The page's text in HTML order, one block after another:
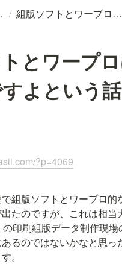
/ 組版ソフトとワープロは違うものですよという話 | 電書魂
とワープ
よという
?p=4069
組版ソフトとワープロ的
たのですが、これは相当
印刷組版データ制作現場
るのではないかなと思っ
。